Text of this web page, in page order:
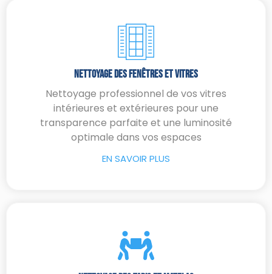
Nettoyage Des Fenêtres Et Vitres
Nettoyage professionnel de vos vitres
intérieures et extérieures pour une
transparence parfaite et une luminosité
optimale dans vos espaces
EN SAVOIR PLUS